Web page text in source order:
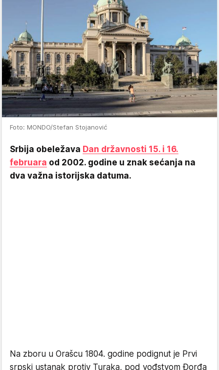
Foto: MONDO/Stefan Stojanović
Srbija obeležava Dan državnosti 15. i 16.
februara od 2002. godine u znak sećanja na
dva važna istorijska datuma.
Na zboru u Orašcu 1804. godine podignut je Prvi
srpski ustanak protiv Turaka, pod vođstvom Đorđa